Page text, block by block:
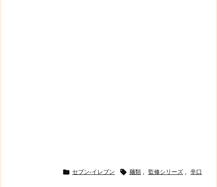
 セブン-イレブン  麺類 , 監修シリーズ , 辛口